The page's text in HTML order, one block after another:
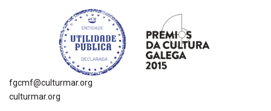
fgcmf@culturmar.org
culturmar.org